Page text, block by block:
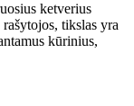
ketverius
tikslas yra
kūrinius,